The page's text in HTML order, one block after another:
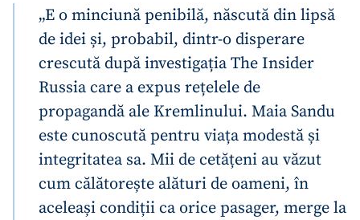
„E o minciună penibilă, născută din lipsă
de idei și, probabil, dintr-o disperare
crescută după investigația The Insider
Russia care a expus rețelele de
propagandă ale Kremlinului. Maia Sandu
este cunoscută pentru viața modestă și
integritatea sa. Mii de cetățeni au văzut
cum călătorește alături de oameni, în
aceleași condiții ca orice pasager, merge la